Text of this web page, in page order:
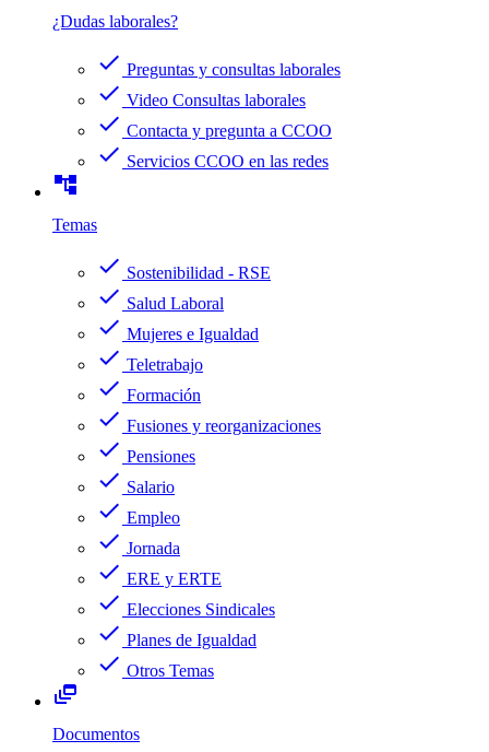
¿Dudas laborales?
check Preguntas y consultas laborales
check Video Consultas laborales
check Contacta y pregunta a CCOO
check Servicios CCOO en las redes
account_tree
Temas
check Sostenibilidad - RSE
check Salud Laboral
check Mujeres e Igualdad
check Teletrabajo
check Formación
check Fusiones y reorganizaciones
check Pensiones
check Salario
check Empleo
check Jornada
check ERE y ERTE
check Elecciones Sindicales
check Planes de Igualdad
check Otros Temas
dynamic_feed
Documentos